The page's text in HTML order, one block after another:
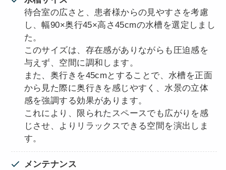
待合室の広さと、患者様からの見やすさを考慮
し、幅90×奥行45×高さ45cmの水槽を選定しまし
た。
このサイズは、存在感がありながらも圧迫感を
与えず、空間に調和します。
また、奥行きを45cmとすることで、水槽を正面
から見た際に奥行きを感じやすく、水景の立体
感を強調する効果があります。
これにより、限られたスペースでも広がりを感
じさせ、よりリラックスできる空間を演出しま
す。
メンテナンス